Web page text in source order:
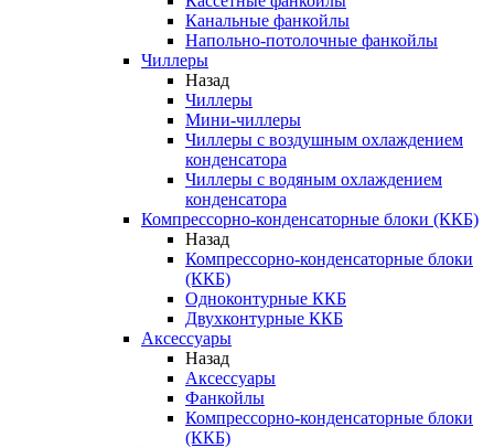
Канальные фанкойлы
Напольно-потолочные фанкойлы
Чиллеры
Назад
Чиллеры
Мини-чиллеры
Чиллеры с воздушным охлаждением
конденсатора
Чиллеры с водяным охлаждением
конденсатора
Компрессорно-конденсаторные блоки (ККБ)
Назад
Компрессорно-конденсаторные блоки
(ККБ)
Одноконтурные ККБ
Двухконтурные ККБ
Аксессуары
Назад
Аксессуары
Фанкойлы
Компрессорно-конденсаторные блоки
(ККБ)